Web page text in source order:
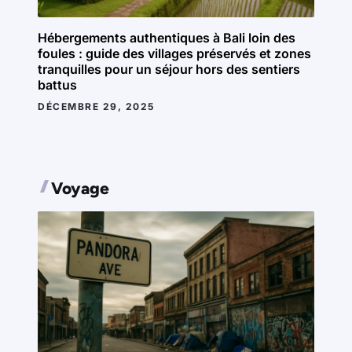
Hébergements authentiques à Bali loin des
foules : guide des villages préservés et zones
tranquilles pour un séjour hors des sentiers
battus
DÉCEMBRE 29, 2025
Voyage